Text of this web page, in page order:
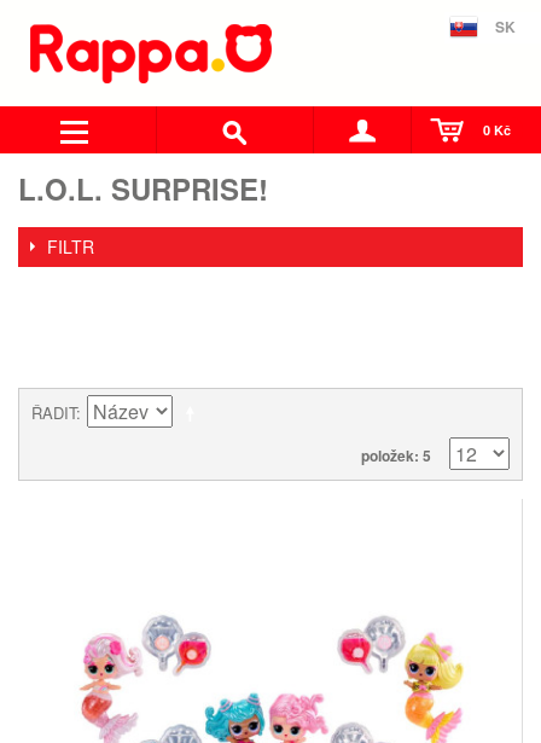
SK
0 Kč
L.O.L. SURPRISE!
FILTR
ŘADIT
položek: 5